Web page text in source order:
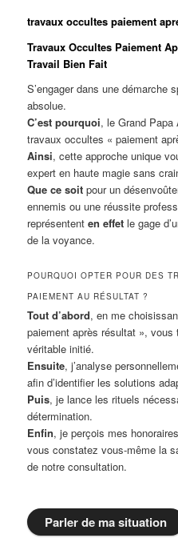
travaux occultes paiement
Travaux Occultes Paiement
Travail Bien Fait
S’engager dans une démarche
absolue.
C’est pourquoi, le Grand Papa
travaux occultes « paiement
Ainsi, cette approche unique
expert en haute magie sans
Que ce soit pour un
ennemis ou une réussite
représententen effet le gage
de la voyance.
POURQUOI OPTER POUR DES
PAIEMENT AU RÉSULTAT ?
Tout d’abord, en me
paiement après résultat »,
véritable initié.
Ensuite, j’analyse
afin d’identifier les solutions
Puis, je lance les rituels
détermination.
Enfin, je perçois mes
vous constatez vous-même la
de notre consultation.
Parler de ma situation